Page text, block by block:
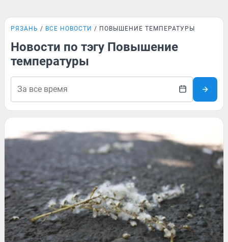
РЯЗАНЬ ВСЕ НОВОСТИ ПОВЫШЕНИЕ ТЕМПЕРАТУРЫ
Новости по тэгу Повышение
температуры